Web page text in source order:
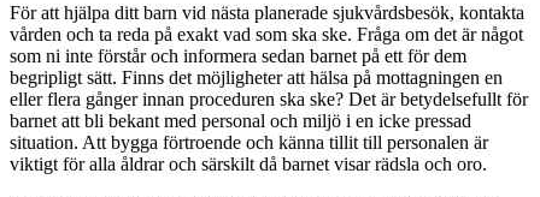
För att hjälpa ditt barn vid nästa planerade sjukvårdsbesök, kontakta
vården och ta reda på exakt vad som ska ske. Fråga om det är något
som ni inte förstår och informera sedan barnet på ett för dem
begripligt sätt. Finns det möjligheter att hälsa på mottagningen en
eller flera gånger innan proceduren ska ske? Det är betydelsefullt för
barnet att bli bekant med personal och miljö i en icke pressad
situation. Att bygga förtroende och känna tillit till personalen är
viktigt för alla åldrar och särskilt då barnet visar rädsla och oro.